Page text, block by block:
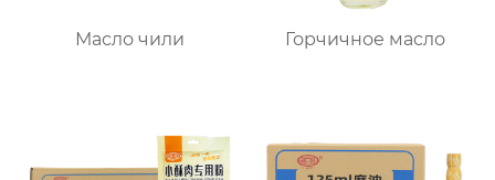
Масло чили Горчичное масло